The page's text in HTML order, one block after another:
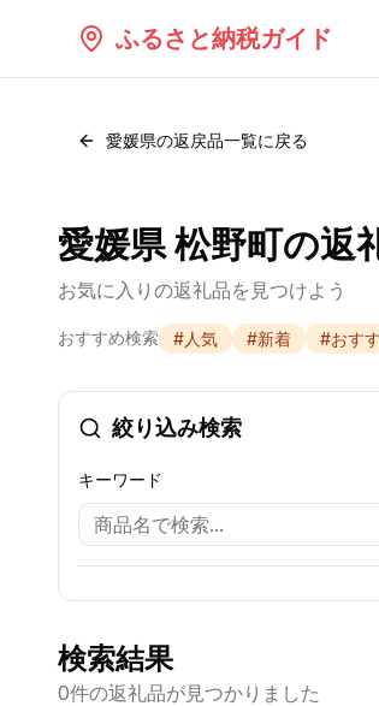
ふるさと納税ガイド
愛媛県の返戻品一覧に戻る
愛媛県 松野町の返
お気に入りの返礼品を見つけよう
おすすめ検索 #人気 #新着 #おす
絞り込み検索
キーワード
検索結果
0件の返礼品が見つかりました